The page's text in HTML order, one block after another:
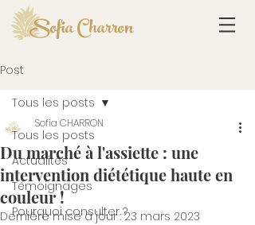
Sofia Charron
Post
Tous les posts
Actualités
Témoignages
Pourquoi consulter ?
Tous les posts
Du marché à l'assiette : une
intervention diététique haute en
couleur !
Sofia CHARRON
Dernière mise à jour : 23 mars 2023